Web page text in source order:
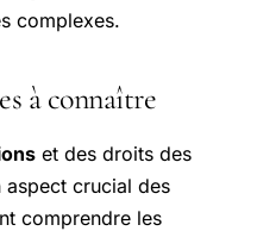
complexes.
à connaître
et des droits des
aspect crucial des
comprendre les